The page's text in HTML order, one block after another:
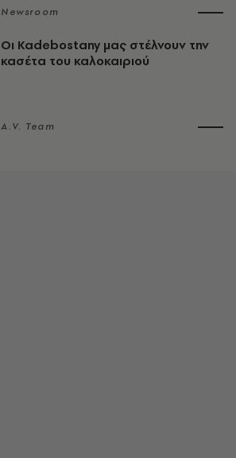
Newsroom
Οι Kadebostany μας στέλνουν την
κασέτα του καλοκαιριού
A.V. Team